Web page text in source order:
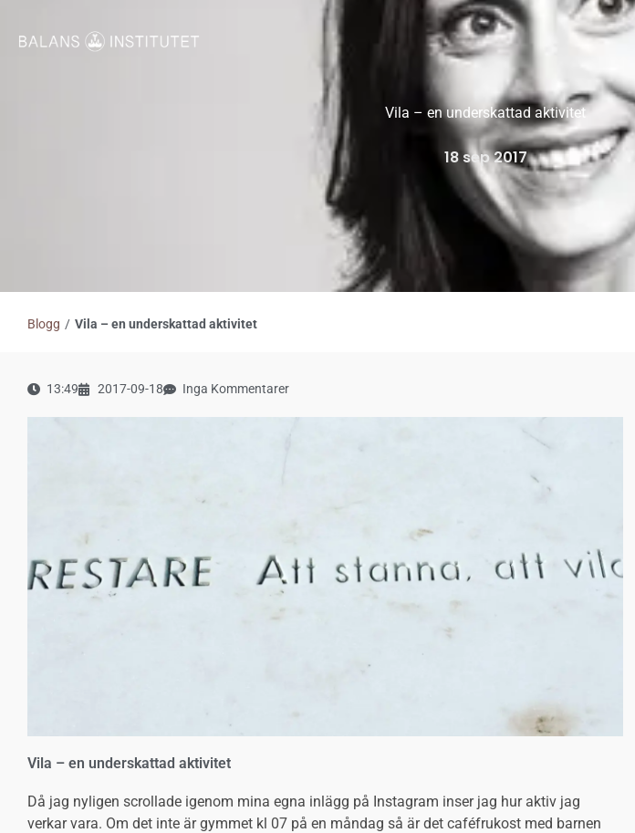
Vila – en underskattad aktivitet
18 sep 2017
Blogg / Vila – en underskattad aktivitet
13:49 2017-09-18 Inga Kommentarer
Vila – en underskattad aktivitet
Då jag nyligen scrollade igenom mina egna inlägg på Instagram inser jag hur aktiv jag
verkar vara. Om det inte är gymmet kl 07 på en måndag så är det caféfrukost med barnen